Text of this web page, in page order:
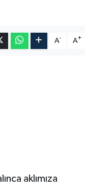
A- A+
aklımıza